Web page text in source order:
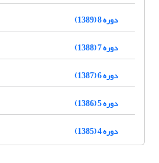
دوره 8 (1389)
دوره 7 (1388)
دوره 6 (1387)
دوره 5 (1386)
دوره 4 (1385)